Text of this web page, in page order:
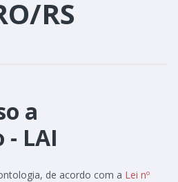
RS
a
LAI
de acordo com a Lei nº